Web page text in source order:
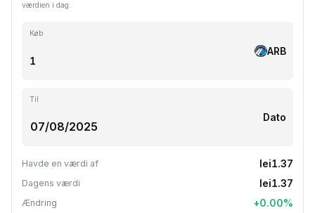
værdien i dag.
Køb
ARB
Til
Dato
Havde en værdi af lei1.37
Dagens værdi lei1.37
Ændring +0.00%